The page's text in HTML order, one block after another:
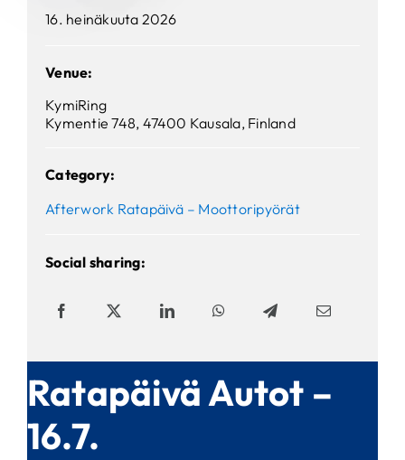
16. heinäkuuta 2026
Venue:
KymiRing
Kymentie 748, 47400 Kausala, Finland
Category:
Afterwork Ratapäivä – Moottoripyörät
Social sharing:
Ratapäivä Autot –
16.7.